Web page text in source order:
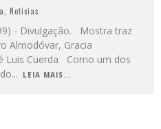
, Notícias
- Divulgação. Mostra traz
Almodóvar, Gracia
Luis Cuerda Como um dos
... LEIA MAIS...